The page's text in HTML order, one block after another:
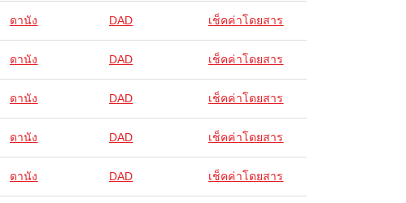
ดานัง DAD เช็คค่าโดยสาร
ดานัง DAD เช็คค่าโดยสาร
ดานัง DAD เช็คค่าโดยสาร
ดานัง DAD เช็คค่าโดยสาร
ดานัง DAD เช็คค่าโดยสาร